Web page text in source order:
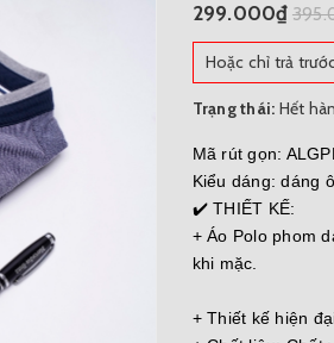
299.000₫
Hoặc chỉ trả
Trạng thái: Hết
Mã rút gọn:
Kiểu dáng: dáng
✔️ THIẾT KẾ:
+ Áo Polo phom
khi mặc.
+ Thiết kế hiện